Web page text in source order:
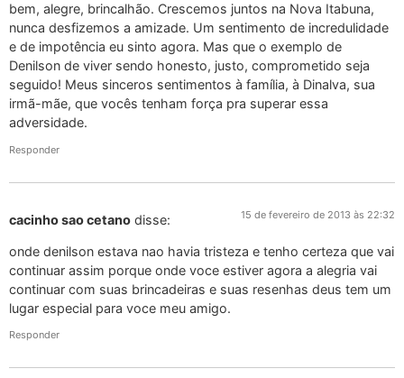
bem, alegre, brincalhão. Crescemos juntos na Nova Itabuna,
nunca desfizemos a amizade. Um sentimento de incredulidade
e de impotência eu sinto agora. Mas que o exemplo de
Denilson de viver sendo honesto, justo, comprometido seja
seguido! Meus sinceros sentimentos à família, à Dinalva, sua
irmã-mãe, que vocês tenham força pra superar essa
adversidade.
Responder
cacinho sao cetano disse: 15 de fevereiro de 2013 às 22:32
onde denilson estava nao havia tristeza e tenho certeza que vai
continuar assim porque onde voce estiver agora a alegria vai
continuar com suas brincadeiras e suas resenhas deus tem um
lugar especial para voce meu amigo.
Responder